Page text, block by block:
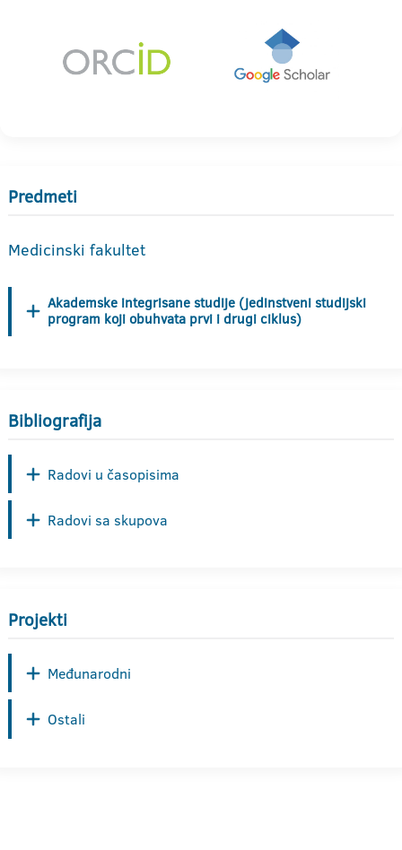
Predmeti
Medicinski fakultet
Akademske integrisane studije (jedinstveni studijski
program koji obuhvata prvi i drugi ciklus)
Bibliografija
Radovi u časopisima
Radovi sa skupova
Projekti
Međunarodni
Ostali